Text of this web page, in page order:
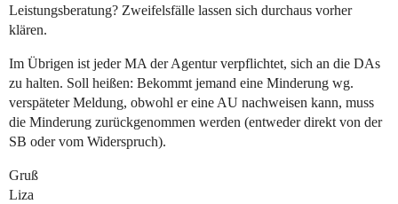
Leistungsberatung? Zweifelsfälle lassen sich durchaus vorher
klären.
Im Übrigen ist jeder MA der Agentur verpflichtet, sich an die DAs
zu halten. Soll heißen: Bekommt jemand eine Minderung wg.
verspäteter Meldung, obwohl er eine AU nachweisen kann, muss
die Minderung zurückgenommen werden (entweder direkt von der
SB oder vom Widerspruch).
Gruß
Liza